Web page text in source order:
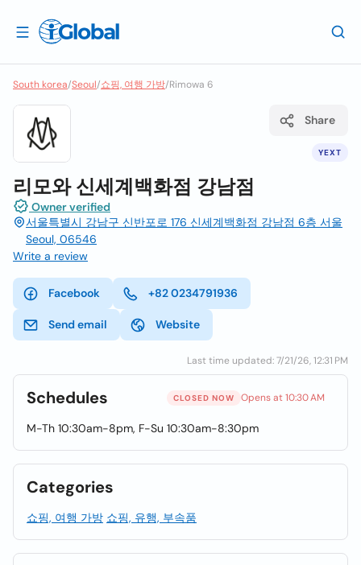
South korea/Seoul/쇼핑, 여행 가방/Rimowa 6
YEXT
Share
리모와 신세계백화점 강남점
Owner verified
서울특별시 강남구 신반포로 176 신세계백화점 강남점 6층 서울
Seoul, 06546
Write a review
Facebook +82 0234791936
Send email Website
Last time updated: 7/21/26, 12:31 PM
Schedules CLOSED NOW Opens at 10:30 AM
M-Th 10:30am-8pm, F-Su 10:30am-8:30pm
Categories
쇼핑, 여행 가방 쇼핑, 유행, 부속품